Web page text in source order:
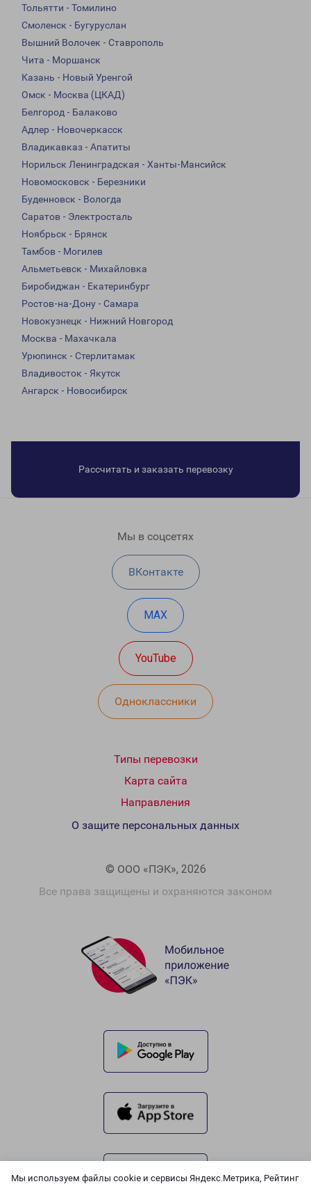
Мы используем файлы cookie и сервисы Яндекс.Метрика, Рейтинг
Тольятти - Томилино
Смоленск - Бугуруслан
Вышний Волочек - Ставрополь
Чита - Моршанск
Казань - Новый Уренгой
Омск - Москва (ЦКАД)
Белгород - Балаково
Адлер - Новочеркасск
Владикавказ - Апатиты
Норильск Ленинградская - Ханты-Мансийск
Новомосковск - Березники
Буденновск - Вологда
Саратов - Электросталь
Ноябрьск - Брянск
Тамбов - Могилев
Альметьевск - Михайловка
Биробиджан - Екатеринбург
Ростов-на-Дону - Самара
Новокузнецк - Нижний Новгород
Москва - Махачкала
Урюпинск - Стерлитамак
Владивосток - Якутск
Ангарск - Новосибирск
Рассчитать и заказать перевозку
Мы в соцсетях
ВКонтакте
MAX
YouTube
Одноклассники
Типы перевозки
Карта сайта
Направления
© ООО «ПЭК», 2026
Все права защищены и охраняются законом
О защите персональных данных